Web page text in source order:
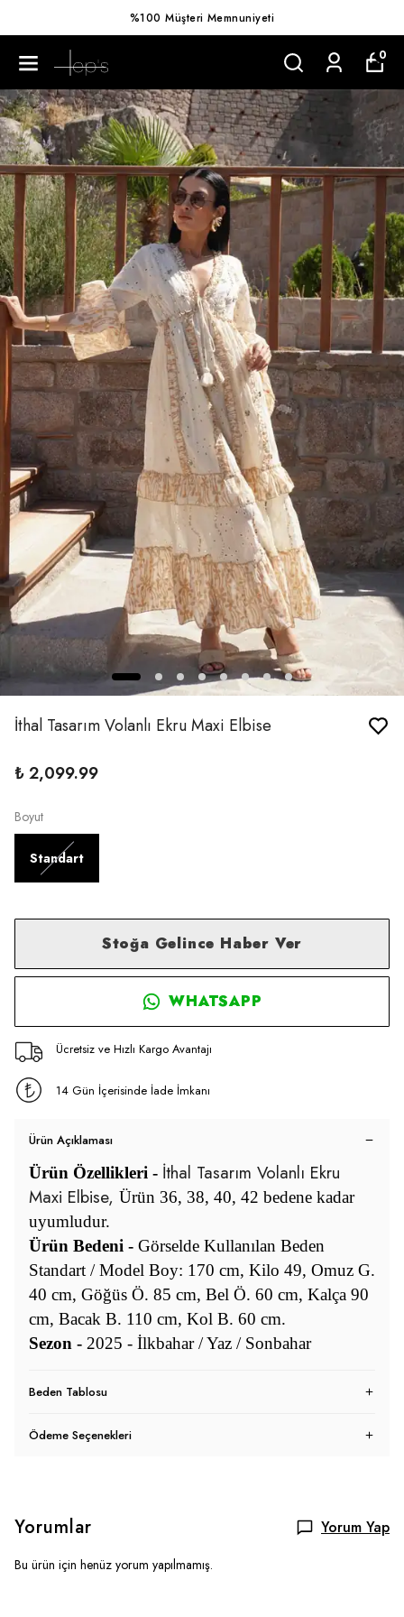
%100 Müşteri Memnuniyeti
0
İthal Tasarım Volanlı Ekru Maxi Elbise
₺ 2,099.99
Boyut
Standart
Stoğa Gelince Haber Ver
WHATSAPP
Ücretsiz ve Hızlı Kargo Avantajı
14 Gün İçerisinde İade İmkanı
Ürün Açıklaması
Ürün Özellikleri - İthal Tasarım Volanlı Ekru
Maxi Elbise, Ürün 36, 38, 40, 42 bedene kadar
uyumludur.
Ürün Bedeni - Görselde Kullanılan Beden
Standart / Model Boy: 170 cm, Kilo 49, Omuz G.
40 cm, Göğüs Ö. 85 cm, Bel Ö. 60 cm, Kalça 90
cm, Bacak B. 110 cm, Kol B. 60 cm.
Sezon - 2025 - İlkbahar / Yaz / Sonbahar
Beden Tablosu
Ödeme Seçenekleri
Yorumlar Yorum Yap
Bu ürün için henüz yorum yapılmamış.